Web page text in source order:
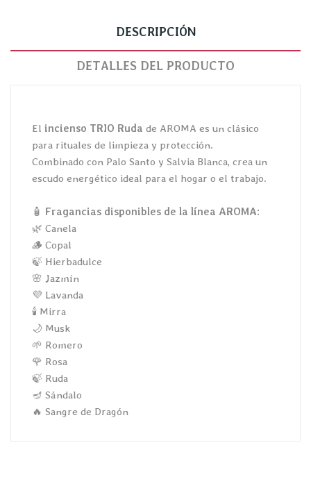
DESCRIPCIÓN
DETALLES DEL PRODUCTO
El incienso TRIO Ruda de AROMA es un clásico
para rituales de limpieza y protección.
Combinado con Palo Santo y Salvia Blanca, crea un
escudo energético ideal para el hogar o el trabajo.
🧴 Fragancias disponibles de la línea AROMA:
🌿 Canela
🪵 Copal
🍃 Hierbadulce
🌸 Jazmín
💜 Lavanda
🕯️ Mirra
🌙 Musk
🌱 Romero
🌹 Rosa
🍃 Ruda
🪔 Sándalo
🔥 Sangre de Dragón